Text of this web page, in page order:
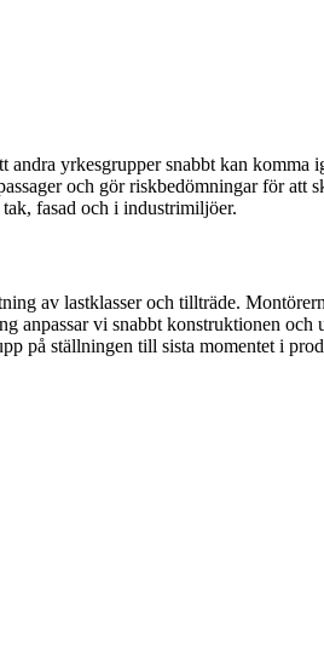
yrkesgrupper snabbt kan
och gör riskbedömningar för att
fasad och i industrimiljöer.
av lastklasser och tillträde.
anpassar vi snabbt konstruktionen
på ställningen till sista momentet i